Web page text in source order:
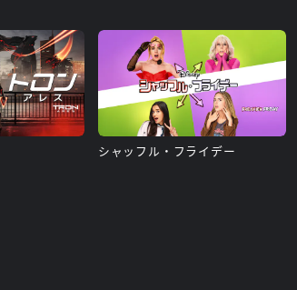
シャッフル・フライデー